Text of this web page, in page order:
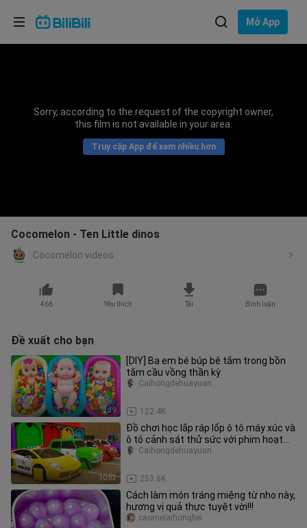
Mở App
Sorry, according to the request of the copyright owner,
this film is not available in your area.
Truy cập App để xem nhiều hơn
Cocomelon - Ten Little dinos
Cocomelon videos
466 Yêu thích Tải Bình luận
Đề xuất cho bạn
2:39
[DIY] Ba em bé búp bê tắm trong bồn
tắm cầu vồng thần kỳ
122.4K
Caihongdehuayuan
10:53
Đồ chơi học lắp ráp lốp ô tô máy xúc và
ô tô cảnh sát thử sức với phim hoạt
hình
253.6K
Caihongdehuayuan
Cách làm món tráng miệng từ nho này,
hương vị quả thực tuyệt vời!!!
caomeiaihongbei
Lựa chọn ngôn ngữ
Bahasa Indonesia